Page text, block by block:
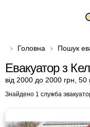
Головна Пошук
Евакуатор з
від 2000 до 2000 грн 50
Знайдено 1 служба